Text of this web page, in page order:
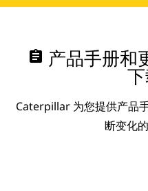
assignment 产品手册和
下
Caterpillar 为您提供产品
断变化